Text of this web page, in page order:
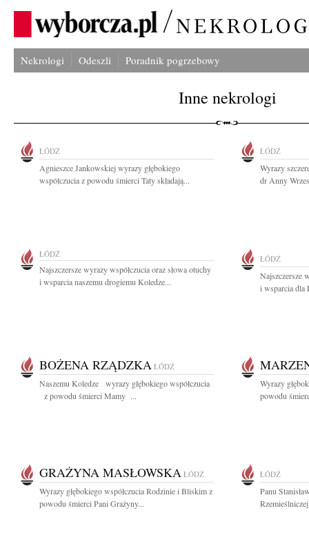
Nekrologi Odeszli Poradnik pogrzebowy
Inne nekrologi
ŁÓDŹ
Agnieszce Jankowskiej wyrazy głębokiego
współczucia z powodu śmierci Taty składają...
ŁÓDŹ
Wyrazy
dr Anny
ŁÓDŹ
Najszczersze wyrazy współczucia oraz słowa otuchy
i wsparcia naszemu drogiemu Koledze...
ŁÓDŹ
Najszczersze
i wsparcia dla
BOŻENA RZĄDZKA ŁÓDŹ
Naszemu Koledze wyrazy głębokiego współczucia
z powodu śmierci Mamy ...
Wyrazy
powodu
GRAŻYNA MASŁOWSKA ŁÓDŹ
Wyrazy głębokiego współczucia Rodzinie i Bliskim z
powodu śmierci Pani Grażyny...
ŁÓDŹ
Panu